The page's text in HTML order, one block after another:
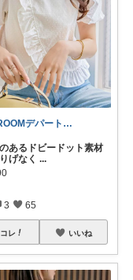
ROOMデパート店長サスケ
あるドビードット素材
げなく ...
3 65
コレ いいね